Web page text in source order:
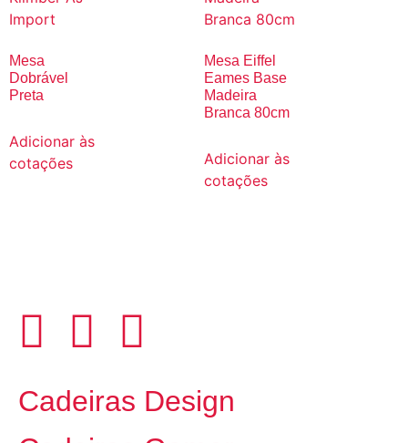
Mesa
Dobrável
Preta
Adicionar às
cotações
Mesa Eiffel
Eames Base
Madeira
Branca 80cm
Adicionar às
cotações
Cadeiras Design